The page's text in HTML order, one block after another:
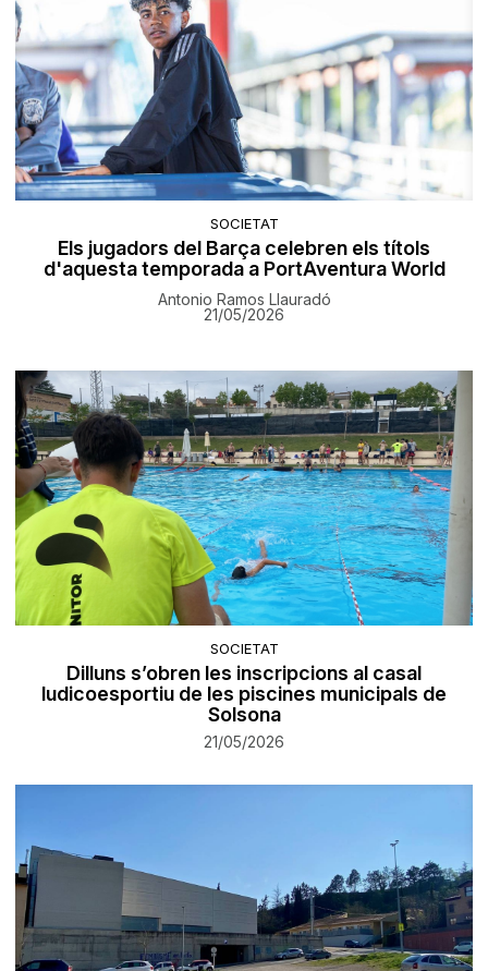
SOCIETAT
Els jugadors del Barça celebren els títols
d'aquesta temporada a PortAventura World
Antonio Ramos Llauradó
21/05/2026
SOCIETAT
Dilluns s’obren les inscripcions al casal
ludicoesportiu de les piscines municipals de
Solsona
21/05/2026